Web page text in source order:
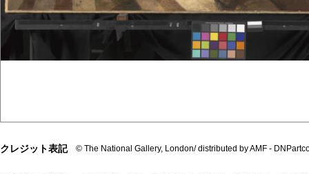
クレジット表記 © The National Gallery, London/ distributed by AMF -